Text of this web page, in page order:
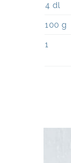
4 dl
100 g
1